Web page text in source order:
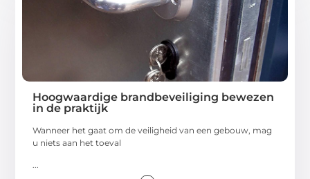
Hoogwaardige brandbeveiliging bewezen
in de praktijk
Wanneer het gaat om de veiligheid van een gebouw, mag
u niets aan het toeval
...